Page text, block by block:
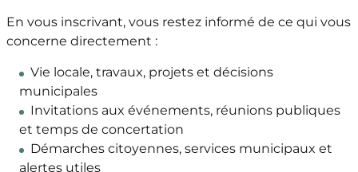
En vous inscrivant, vous restez informé de ce qui vous
concerne directement :
Vie locale, travaux, projets et décisions
municipales
Invitations aux événements, réunions publiques
et temps de concertation
Démarches citoyennes, services municipaux et
alertes utiles